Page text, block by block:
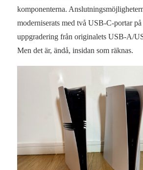
komponenterna.
moderniserats med två USB-C-portar
uppgradering från originalets USB-A/
Men det är, ändå, insidan som räknas.